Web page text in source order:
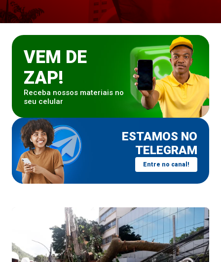
VEM DE
ZAP!
Receba nossos materiais no
seu celular
ESTAMOS NO
TELEGRAM
Entre no canal!